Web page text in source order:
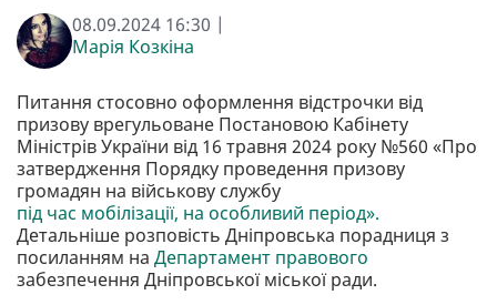
08.09.2024 16:30 |
Марія Козкіна
Питання стосовно оформлення відстрочки від
призову врегульоване Постановою Кабінету
Міністрів України від 16 травня 2024 року №560 «Про
затвердження Порядку проведення призову
громадян на військову службу
під час мобілізації, на особливий період».
Детальніше розповість Дніпровська порадниця з
посиланням на Департамент правового
забезпечення Дніпровської міської ради.